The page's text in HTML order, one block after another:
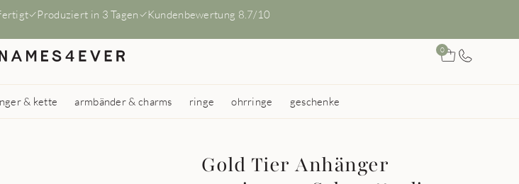
Produziert in 3 Tagen Kundenbewertung 8.7/10
0
& kette armbänder & charms ringe ohrringe geschenke
Gold Tier Anhänger